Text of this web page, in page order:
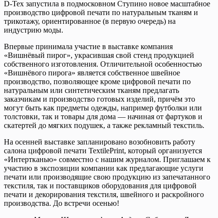
D-Tex запустила в подмосковном Ступино новое масштабное
производство цифровой печати по натуральным тканям и
трикотажу, ориентированное (в первую очередь) на
индустрию моды.
Впервые принимала участие в выставке компания
«Вишнёвый пирог», украсившая свой стенд продукцией
собственного изготовления. Отличительной особенностью
«Вишнёвого пирога» является собственное швейное
производство, позволяющее кроме цифровой печати по
натуральным или синтетическим тканям предлагать
заказчикам и производство готовых изделий, причём это
могут быть как предметы одежды, например футболки или
толстовки, так и товары для дома — начиная от фартуков и
скатертей до мягких подушек, а также рекламный текстиль.
На осенней выставке запланировано возобновить работу
салона цифровой печати TextilePrint, который организуется
«Интертканью» совместно с нашим журналом. Приглашаем к
участию в экспозиции компании как предлагающие услуги
печати или производящие свою продукцию из запечатанного
текстиля, так и поставщиков оборудования для цифровой
печати и декорирования текстиля, швейного и раскройного
производства. До встречи осенью!